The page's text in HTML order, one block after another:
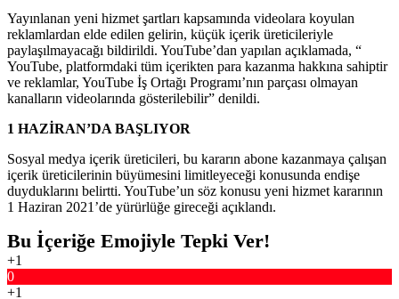
Yayınlanan yeni hizmet şartları kapsamında videolara koyulan
reklamlardan elde edilen gelirin, küçük içerik üreticileriyle
paylaşılmayacağı bildirildi. YouTube’dan yapılan açıklamada, “
YouTube, platformdaki tüm içerikten para kazanma hakkına sahiptir
ve reklamlar, YouTube İş Ortağı Programı’nın parçası olmayan
kanalların videolarında gösterilebilir” denildi.
1 HAZİRAN’DA BAŞLIYOR
Sosyal medya içerik üreticileri, bu kararın abone kazanmaya çalışan
içerik üreticilerinin büyümesini limitleyeceği konusunda endişe
duyduklarını belirtti. YouTube’un söz konusu yeni hizmet kararının
1 Haziran 2021’de yürürlüğe gireceği açıklandı.
Bu İçeriğe Emojiyle Tepki Ver!
+1
0
+1